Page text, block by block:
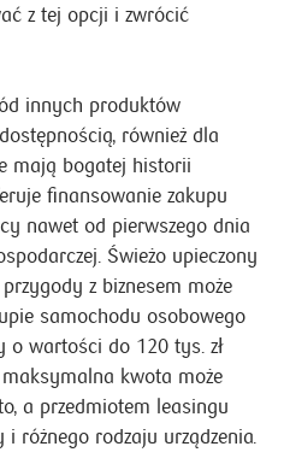
z tej opcji i zwrócić
innych produktów
również dla
mają bogatej historii
finansowanie zakupu
nawet od pierwszego dnia
Świeżo upieczony
z biznesem może
samochodu osobowego
o wartości do 120 tys. zł
kwota może
a przedmiotem leasingu
różnego rodzaju urządzenia.